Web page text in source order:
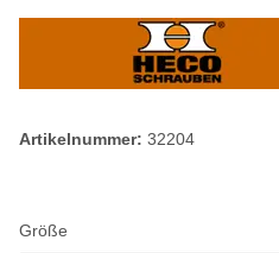
Artikelnummer: 32204
Größe